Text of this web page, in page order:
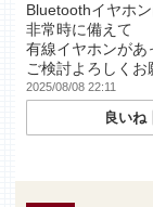
Bluetoothイヤホ
非常時に備えて
有線イヤホンがあ
ご検討よろしくお
2025/08/08 22:11
良いね